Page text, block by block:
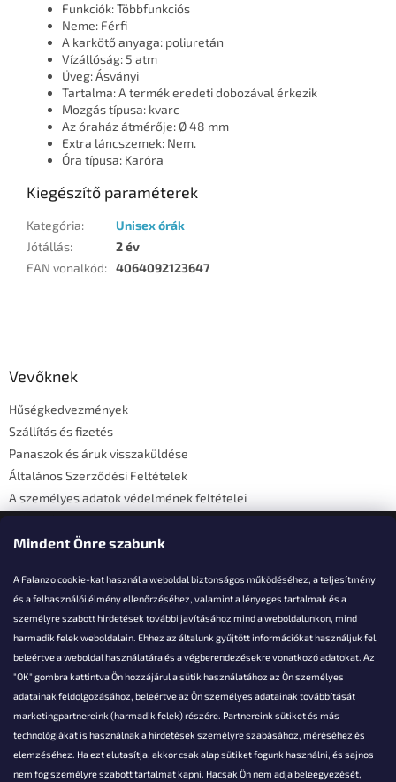
Mindent Önre szabunk
A Falanzo cookie-kat használ a weboldal biztonságos működéséhez, a teljesítmény
és a felhasználói élmény ellenőrzéséhez, valamint a lényeges tartalmak és a
személyre szabott hirdetések további javításához mind a weboldalunkon, mind
harmadik felek weboldalain. Ehhez az általunk gyűjtött információkat használjuk fel,
beleértve a weboldal használatára és a végberendezésekre vonatkozó adatokat. Az
"OK" gombra kattintva Ön hozzájárul a sütik használatához az Ön személyes
adatainak feldolgozásához, beleértve az Ön személyes adatainak továbbítását
marketingpartnereink (harmadik felek) részére. Partnereink sütiket és más
technológiákat is használnak a hirdetések személyre szabásához, méréséhez és
elemzéséhez. Ha ezt elutasítja, akkor csak alap sütiket fogunk használni, és sajnos
nem fog személyre szabott tartalmat kapni. Hacsak Ön nem adja beleegyezését,
Funkciók: Többfunkciós
Neme: Férfi
A karkötő anyaga: poliuretán
Vízállóság: 5 atm
Üveg: Ásványi
Tartalma: A termék eredeti dobozával érkezik
Mozgás típusa: kvarc
Az óraház átmérője: Ø 48 mm
Extra láncszemek: Nem.
Óra típusa: Karóra
Kiegészítő paraméterek
Kategória:
Unisex órák
Jótállás:
2 év
EAN vonalkód: 4064092123647
Vevőknek
Hűségkedvezmények
Szállítás és fizetés
Panaszok és áruk visszaküldése
Általános Szerződési Feltételek
A személyes adatok védelmének feltételei
Elérhetőségi adatok
Akarsz kérdezni valamit?
info@falanzo.hu